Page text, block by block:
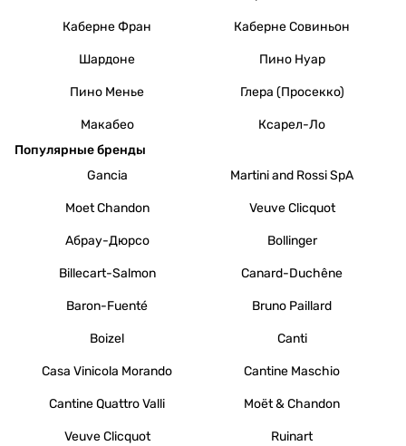
Каберне Фран Каберне Совиньон
Шардоне Пино Нуар
Пино Менье Глера (Просекко)
Макабео
Ксарел-Ло
Популярные бренды
Gancia
Martini and Rossi SpA
Moet Chandon Veuve Clicquot
Абрау-Дюрсо Bollinger
Billecart-Salmon Canard-Duchêne
Baron-Fuenté Bruno Paillard
Boizel Canti
Casa Vinicola Morando Cantine Maschio
Cantine Quattro Valli Moët & Chandon
Veuve Clicquot Ruinart